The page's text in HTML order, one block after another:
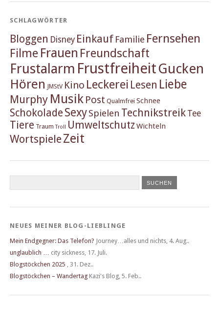
SCHLAGWÖRTER
Bloggen Disney Einkauf Familie Fernsehen
Filme Frauen Freundschaft
Frustalarm FrustfreiheitGucken
Hören JMStV Kino Leckerei Lesen Liebe
Murphy Musik Post Qualmfrei Schnee
Schokolade SexySpielen Technikstreik Tee
Tiere Traum Troll Umweltschutz Wichteln
Wortspiele Zeit
NEUES MEINER BLOG-LIEBLINGE
Mein Endgegner: Das Telefon? Journey…alles und nichts, 4. Aug..
unglaublich … city sickness, 17. Juli.
Blogstöckchen 2025 , 31. Dez..
Blogstöckchen – Wandertag Kazi's Blog, 5. Feb..